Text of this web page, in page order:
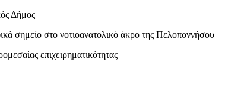
Δήμος
σημείο στο νοτιοανατολικό άκρο της Πελοποννήσου
επιχειρηματικότητας